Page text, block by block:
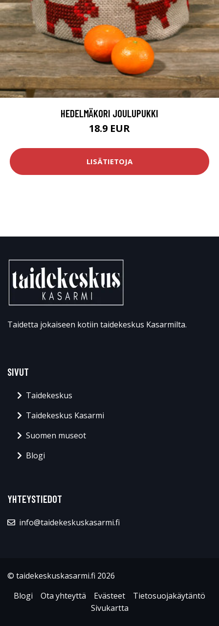
HEDELMÄKORI JOULUPUKKI
18.9 EUR
LISÄTIETOJA
Taidetta jokaiseen kotiin taidekeskus Kasarmilta.
SIVUT
Taidekeskus
Taidekeskus Kasarmi
Suomen museot
Blogi
YHTEYSTIEDOT
info@taidekeskuskasarmi.fi
© taidekeskuskasarmi.fi 2026
Blogi
Ota yhteyttä Evästeet
Tietosuojakäytäntö
Sivukartta